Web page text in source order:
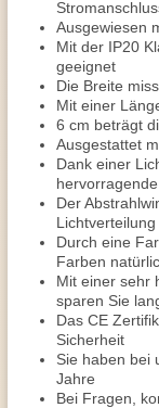
Ausgewiesen
Mit der IP20
geeignet
Die Breite
Mit einer
6 cm beträgt
Ausgestattet
Dank einer
Der
Lichtverteilung
Durch eine
Farben
Mit einer sehr
sparen Sie
Das CE
Sicherheit
Sie haben bei
Jahre
Bei Fragen,